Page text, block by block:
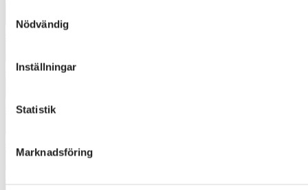
Nödvändig
Inställningar
Statistik
Marknadsföring
4422
4520